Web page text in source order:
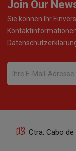
Join Our
Sie können Ihr
Ctra. Cabo